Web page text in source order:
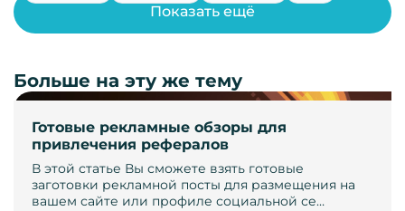
Готовые рекламные обзоры для
привлечения рефералов
В этой статье Вы сможете взять готовые
заготовки рекламной посты для размещения на
вашем сайте или профиле социальной се…
Показать ещё
Больше на эту же тему